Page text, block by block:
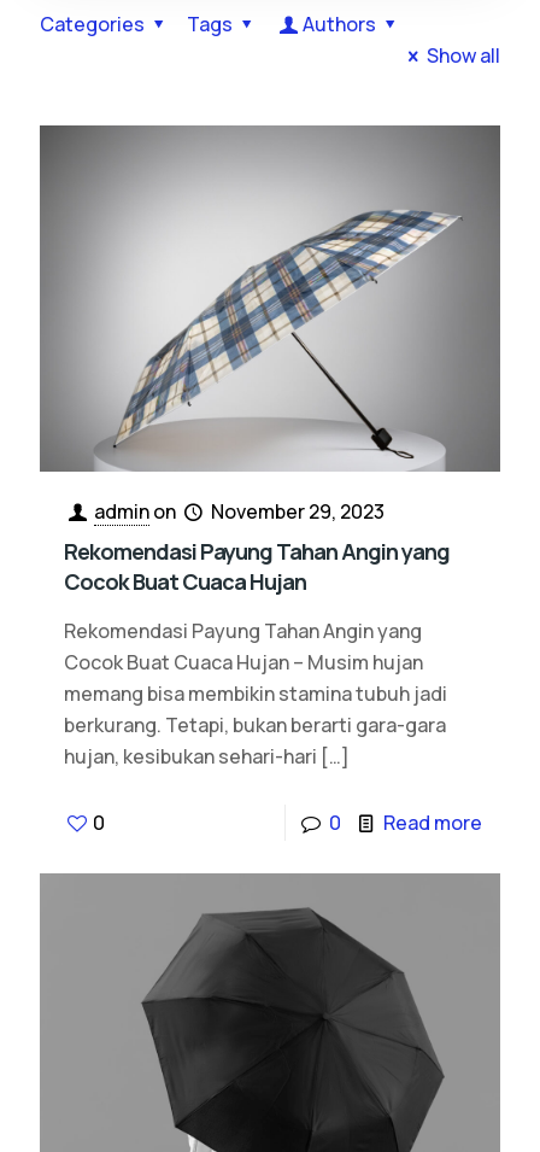
Categories Tags
Authors
Show all
adminon November 29, 2023
Rekomendasi Payung Tahan Angin yang
Cocok Buat Cuaca Hujan
Rekomendasi Payung Tahan Angin yang
Cocok Buat Cuaca Hujan – Musim hujan
memang bisa membikin stamina tubuh jadi
berkurang. Tetapi, bukan berarti gara-gara
hujan, kesibukan sehari-hari […]
0 0 Read more